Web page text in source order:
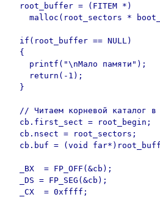
  root_buffer = (FITEM *)
malloc(root_sectors *
  if(root_buffer == NULL)
  {
    printf("\nМало памяти");
    return(-1);
  }
// Читаем корневой каталог в
  cb.first_sect = root_begin;
  cb.nsect = root_sectors;
cb.buf = (void
  _BX  = FP_OFF(&cb);
  _DS = FP_SEG(&cb);
  _CX  = 0xffff;